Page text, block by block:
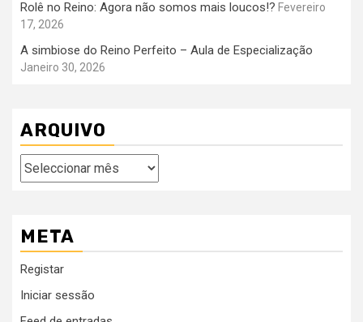
Rolê no Reino: Agora não somos mais loucos!? Fevereiro
17, 2026
A simbiose do Reino Perfeito – Aula de Especialização
Janeiro 30, 2026
ARQUIVO
Arquivo
META
Registar
Iniciar sessão